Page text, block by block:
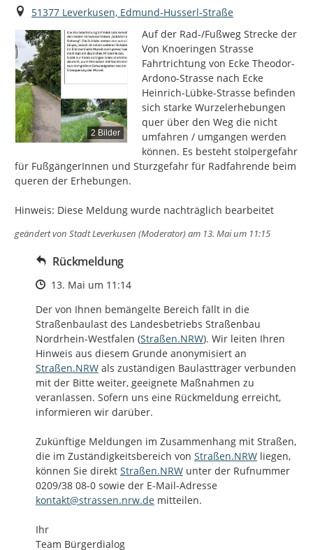
Ort
51377 Leverkusen, Edmund-Husserl-Straße
2 Bilder
Auf der Rad-/Fußweg Strecke der
Von Knoeringen Strasse
Fahrtrichtung von Ecke Theodor-
Ardono-Strasse nach Ecke
Heinrich-Lübke-Strasse befinden
sich starke Wurzelerhebungen
quer über den Weg die nicht
umfahren / umgangen werden
können. Es besteht stolpergefahr
für FußgängerInnen und Sturzgefahr für Radfahrende beim
queren der Erhebungen.
Hinweis: Diese Meldung wurde nachträglich bearbeitet
geändert von Stadt Leverkusen (Moderator)am 13. Mai um 11:15
Rückmeldung
Zeitpunkt des Erstellens
13. Mai um 11:14
Der von Ihnen bemängelte Bereich fällt in die
Straßenbaulast des Landesbetriebs Straßenbau
Nordrhein-Westfalen (http://
Straßen.NRW). Wir leiten Ihren
Hinweis aus diesem Grunde anonymisiert an
Straßen.NRW als zuständigen Baulastträger verbunden
mit der Bitte weiter, geeignete Maßnahmen zu
veranlassen. Sofern uns eine Rückmeldung erreicht,
informieren wir darüber.
Zukünftige Meldungen im Zusammenhang mit Straßen,
die im Zuständigkeitsbereich von http://
Straßen.NRW liegen,
können Sie direkt http://
Straßen.NRW unter der Rufnummer
kontakt@strassen.nrw.de mitteilen.
Ihr
Team Bürgerdialog